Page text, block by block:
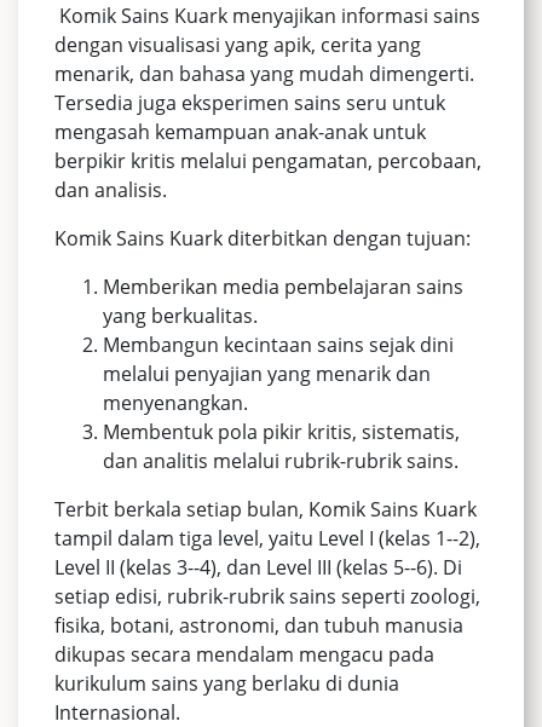
Komik Sains Kuark menyajikan informasi sains
dengan visualisasi yang apik, cerita yang
menarik, dan bahasa yang mudah dimengerti.
Tersedia juga eksperimen sains seru untuk
mengasah kemampuan anak-anak untuk
berpikir kritis melalui pengamatan, percobaan,
dan analisis.
Komik Sains Kuark diterbitkan dengan tujuan:
Memberikan media pembelajaran sains
yang berkualitas.
Membangun kecintaan sains sejak dini
melalui penyajian yang menarik dan
menyenangkan.
Membentuk pola pikir kritis, sistematis,
dan analitis melalui rubrik-rubrik sains.
Terbit berkala setiap bulan, Komik Sains Kuark
tampil dalam tiga level, yaitu Level I (kelas 1--2),
Level II (kelas 3--4), dan Level III (kelas 5--6). Di
setiap edisi, rubrik-rubrik sains seperti zoologi,
fisika, botani, astronomi, dan tubuh manusia
dikupas secara mendalam mengacu pada
kurikulum sains yang berlaku di dunia
Internasional.